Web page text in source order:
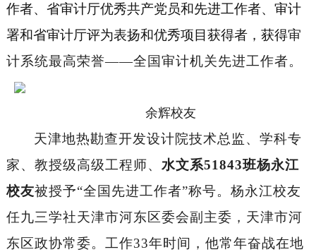
作者、省审计厅优秀共产党员和先进工作者、审计
署和省审计厅评为表扬和优秀项目获得者， 获得审
计系统最高荣誉——全国审计机关先进工作者。
余辉校友
天津地热勘查开发设计院技术总监、学科专
家、教授级高级工程师、 水文系51843班杨永江
校友被授予“全国先进工作者”称号。 杨永江校友
任九三学社天津市河东区委会副主委，天津市河
东区政协常委。工作33年时间，他常年奋战在地